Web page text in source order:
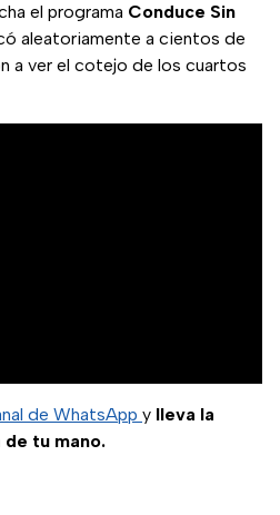
el programa Conduce Sin
aleatoriamente a cientos de
a ver el cotejo de los cuartos
de WhatsApp y lleva la
de tu mano.